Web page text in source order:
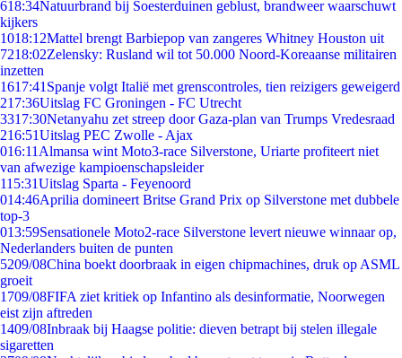
618:34Natuurbrand bij Soesterduinen geblust, brandweer waarschuwt
kijkers
1018:12Mattel brengt Barbiepop van zangeres Whitney Houston uit
7218:02Zelensky: Rusland wil tot 50.000 Noord-Koreaanse militairen
inzetten
1617:41 Spanje volgt Italië met grenscontroles, tien reizigers geweigerd
217:36Uitslag FC Groningen - FC Utrecht
3317:30Netanyahu zet streep door Gaza-plan van Trumps Vredesraad
216:51Uitslag PEC Zwolle - Ajax
016:11 Almansa wint Moto3-race Silverstone, Uriarte profiteert niet
van afwezige kampioenschapsleider
115:31Uitslag Sparta - Feyenoord
014:46Aprilia domineert Britse Grand Prix op Silverstone met dubbele
top-3
013:59Sensationele Moto2-race Silverstone levert nieuwe winnaar op,
Nederlanders buiten de punten
5209/08China boekt doorbraak in eigen chipmachines, druk op ASML
groeit
1709/08FIFA ziet kritiek op Infantino als desinformatie, Noorwegen
eist zijn aftreden
1409/08Inbraak bij Haagse politie: dieven betrapt bij stelen illegale
sigaretten